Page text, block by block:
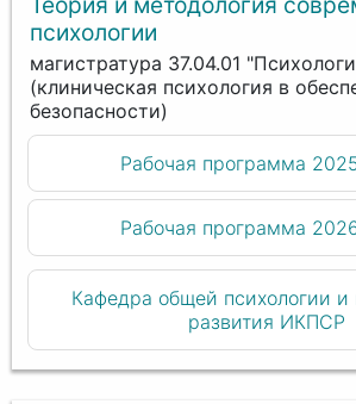
психологии
магистратура 37.04.01
(клиническая психология в
безопасности)
Рабочая программа
Рабочая программа
Кафедра общей психологии и
развития ИКПСР